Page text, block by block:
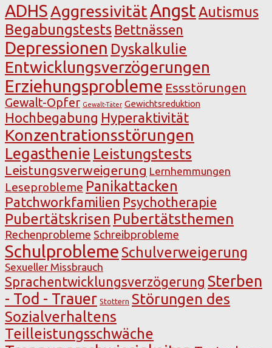
ADHSAggressivitätAngst Autismus
Begabungstests Bettnässen
Depressionen Dyskalkulie
Entwicklungsverzögerungen
Erziehungsprobleme Essstörungen
Gewalt-Opfer Gewalt-Täter Gewichtsreduktion
Hochbegabung Hyperaktivität
Konzentrationsstörungen
Legasthenie Leistungstests
Leistungsverweigerung Lernhemmungen
Leseprobleme Panikattacken
Patchworkfamilien Psychotherapie
Pubertätskrisen Pubertätsthemen
Rechenprobleme Schreibprobleme
Schulprobleme Schulverweigerung
Sexueller Missbrauch
Sprachentwicklungsverzögerung Sterben
- Tod - Trauer Stottern Störungen des
Sozialverhaltens
Teilleistungsschwäche